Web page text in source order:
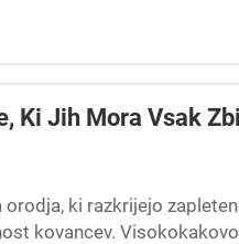
Ki Jih Mora Vsak
ki razkrijejo
kovancev.